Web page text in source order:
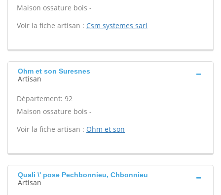
Maison ossature bois -
Voir la fiche artisan : Csm systemes sarl
Ohm et son Suresnes
Artisan
Département: 92
Maison ossature bois -
Voir la fiche artisan : Ohm et son
Quali \' pose Pechbonnieu, Chbonnieu
Artisan